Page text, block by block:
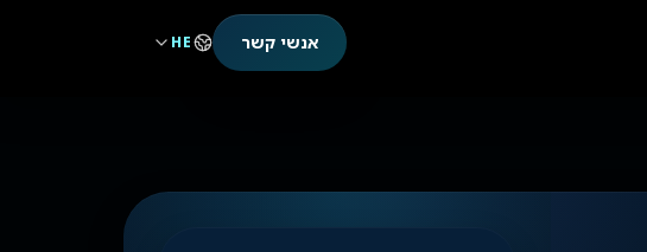
אנשי קשר HE